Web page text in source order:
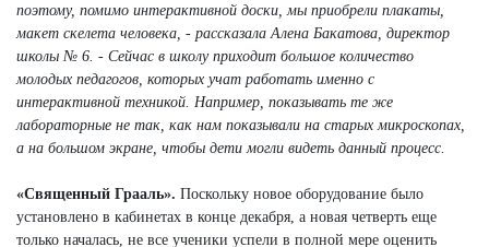
поэтому, помимо интерактивной доски, мы приобрели плакаты,
макет скелета человека, - рассказала Алена Бакатова, директор
школы № 6. - Сейчас в школу приходит большое количество
молодых педагогов, которых учат работать именно с
интерактивной техникой. Например, показывать те же
лабораторные не так, как нам показывали на старых микроскопах,
а на большом экране, чтобы дети могли видеть данный процесс.
«Священный Грааль». Поскольку новое оборудование было
установлено в кабинетах в конце декабря, а новая четверть еще
только началась, не все ученики успели в полной мере оценить